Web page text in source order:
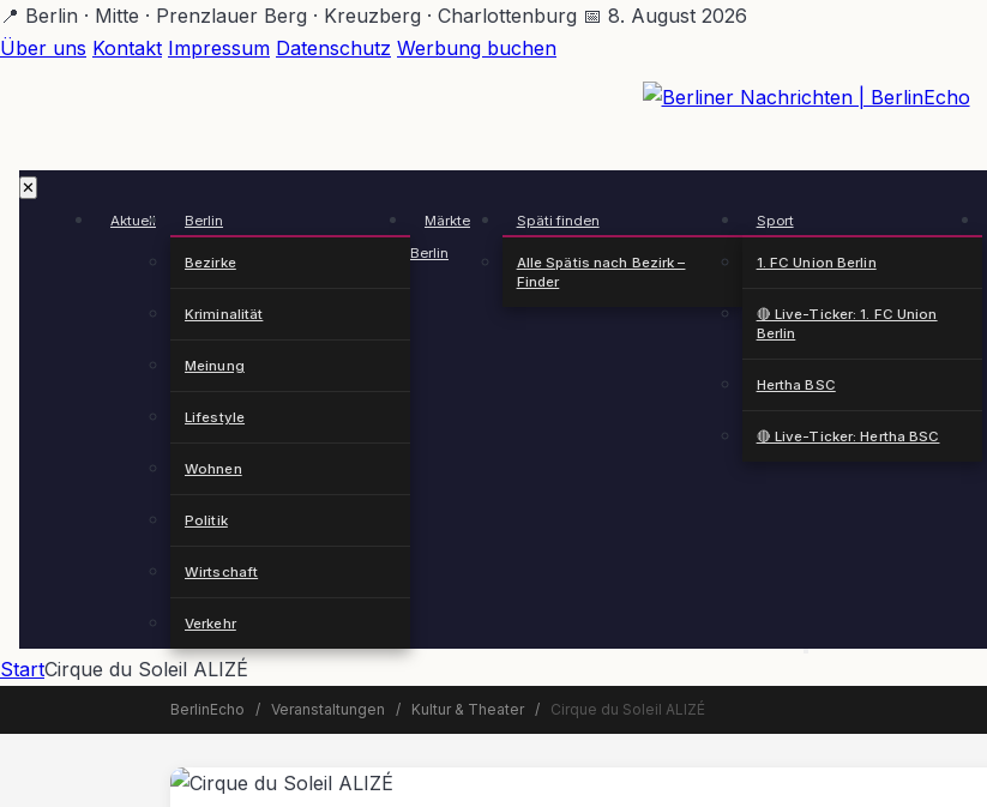
Zum
Hauptinhalt
📍 Berlin · Mitte · Prenzlauer Berg · Kreuzberg · Charlottenburg 📅 8. August 2026
Über uns Kontakt Impressum Datenschutz Werbung buchen
✕
Aktuell Berlin
Bezirke
Kriminalität
Meinung
Lifestyle
Wohnen
Politik
Wirtschaft
Verkehr
Märkte
Berlin
Späti finden
Alle Spätis nach Bezirk –
Finder
Sport
1. FC Union Berlin
🔴 Live-Ticker: 1. FC Union
Berlin
Hertha BSC
🔴 Live-Ticker: Hertha BSC
StartCirque du Soleil ALIZÉ
BerlinEcho / Veranstaltungen / Kultur & Theater / Cirque du Soleil ALIZÉ